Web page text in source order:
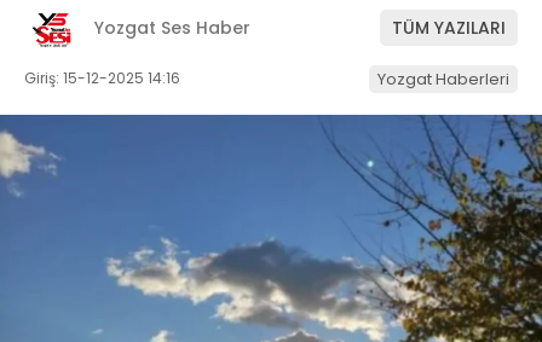
Yozgat Ses Haber TÜM YAZILARI
Giriş: 15-12-2025 14:16 Yozgat Haberleri